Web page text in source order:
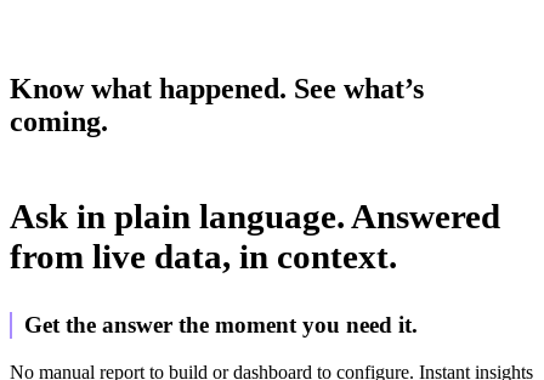
Know what happened. See what’s
coming.
Ask in plain language. Answered
from live data, in context.
Get the answer the moment you need it.
No manual report to build or dashboard to configure. Instant insights